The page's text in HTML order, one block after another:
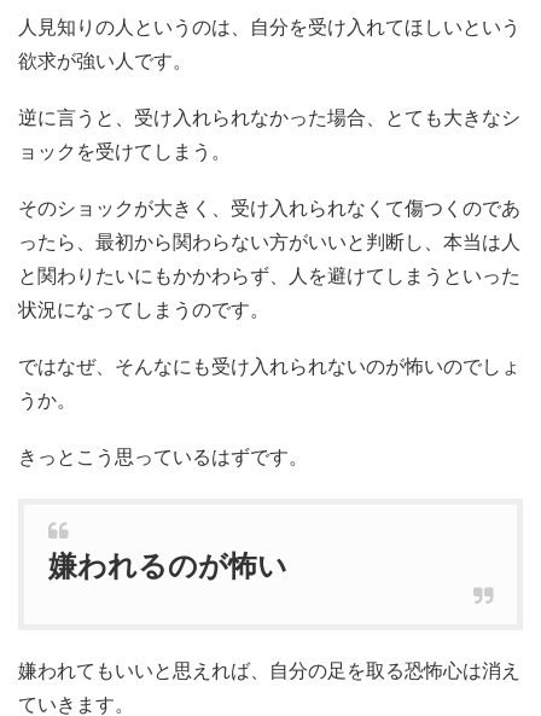
人見知りの人というのは、自分を受け入れてほしいという
欲求が強い人です。
逆に言うと、受け入れられなかった場合、とても大きなシ
ョックを受けてしまう。
そのショックが大きく、受け入れられなくて傷つくのであ
ったら、最初から関わらない方がいいと判断し、本当は人
と関わりたいにもかかわらず、人を避けてしまうといった
状況になってしまうのです。
ではなぜ、そんなにも受け入れられないのが怖いのでしょ
うか。
きっとこう思っているはずです。
嫌われるのが怖い
嫌われてもいいと思えれば、自分の足を取る恐怖心は消え
ていきます。